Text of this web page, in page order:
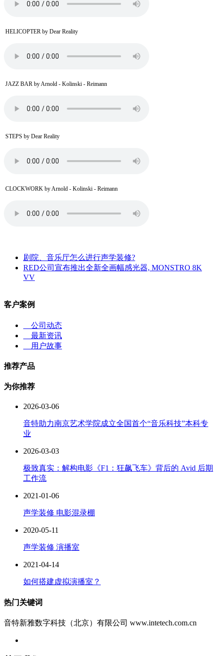
HELICOPTER by Dear Reality
JAZZ BAR by Arnold - Kolinski - Reimann
STEPS by Dear Reality
CLOCKWORK by Arnold - Kolinski - Reimann
剧院、音乐厅怎么进行声学装修?
RED公司宣布推出全新全画幅感光器, MONSTRO 8K
VV
客户案例
公司动态
最新资讯
用户故事
推荐产品
为你推荐
2026-03-06
音特助力南京艺术学院成立全国首个“音乐科技”本科专
业
2026-03-03
极致真实：解构电影《F1：狂飙飞车》背后的 Avid 后期
工作流
2021-01-06
声学装修 电影混录棚
2020-05-11
声学装修 演播室
2021-04-14
如何搭建虚拟演播室？
热门关键词
音特新雅数字科技（北京）有限公司 www.intetech.com.cn